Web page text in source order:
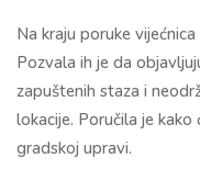
Na kraju poruke
Pozvala ih je da
zapuštenih staza i
lokacije. Poručila je
gradskoj upravi.